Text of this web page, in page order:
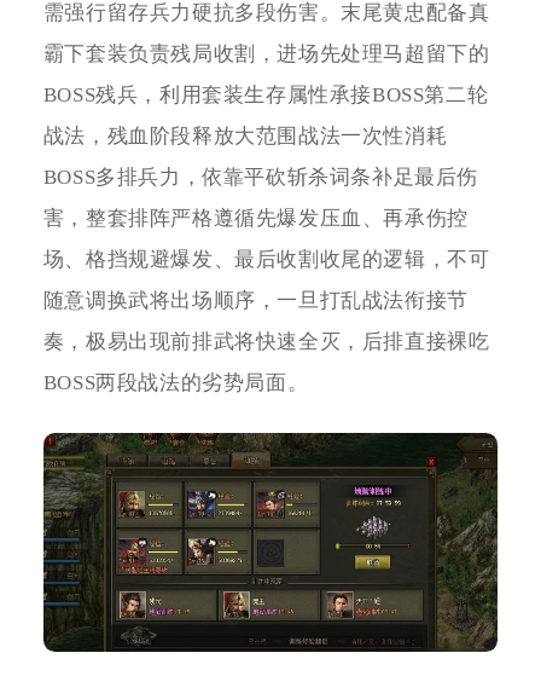
需强行留存兵力硬抗多段伤害。末尾黄忠配备真
霸下套装负责残局收割，进场先处理马超留下的
BOSS残兵，利用套装生存属性承接BOSS第二轮
战法，残血阶段释放大范围战法一次性消耗
BOSS多排兵力，依靠平砍斩杀词条补足最后伤
害，整套排阵严格遵循先爆发压血、再承伤控
场、格挡规避爆发、最后收割收尾的逻辑，不可
随意调换武将出场顺序，一旦打乱战法衔接节
奏，极易出现前排武将快速全灭，后排直接裸吃
BOSS两段战法的劣势局面。